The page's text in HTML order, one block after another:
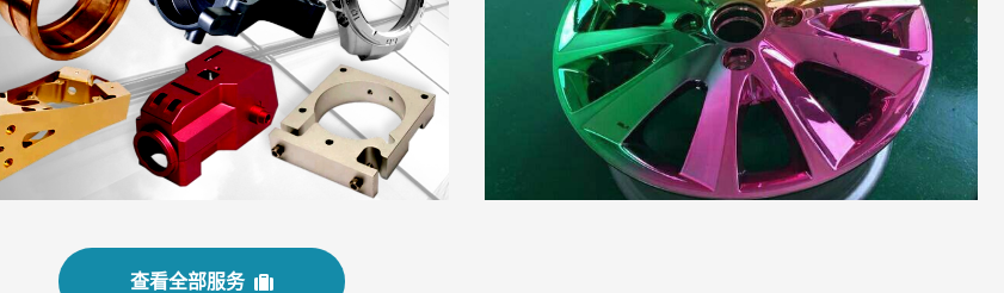
各类非标金属件加工和各类塑料件CNC数控精密加
工，满足各类材料的需求。
了解更多
各类非标金属件和各类塑料树脂件表面纳米喷镀，满
足各类颜色的需求。
了解更多
查看全部服务